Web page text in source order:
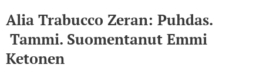
Alia Trabucco Zeran: Puhdas.
Tammi. Suomentanut Emmi
Ketonen